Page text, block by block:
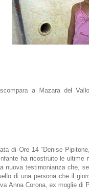
a Mazara del
di Ore 14“Denise
ha ricostruito le ultime
nuova testimonianzache, se
di una persona che il
Anna Corona, ex moglie di